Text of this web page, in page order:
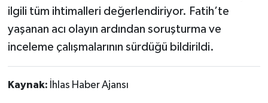
ilgili tüm ihtimalleri değerlendiriyor. Fatih’te
yaşanan acı olayın ardından soruşturma ve
inceleme çalışmalarının sürdüğü bildirildi.
Kaynak: İhlas Haber Ajansı